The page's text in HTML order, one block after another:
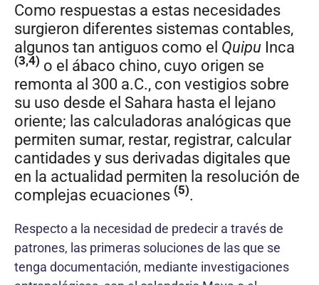
Como respuestas a estas necesidades
surgieron diferentes sistemas contables,
algunos tan antiguos como el Quipu Inca
(3,4) o el ábaco chino, cuyo origen se
remonta al 300 a.C., con vestigios sobre
su uso desde el Sahara hasta el lejano
oriente; las calculadoras analógicas que
permiten sumar, restar, registrar, calcular
cantidades y sus derivadas digitales que
en la actualidad permiten la resolución de
complejas ecuaciones (5).
Respecto a la necesidad de predecir a través de
patrones, las primeras soluciones de las que se
tenga documentación, mediante investigaciones